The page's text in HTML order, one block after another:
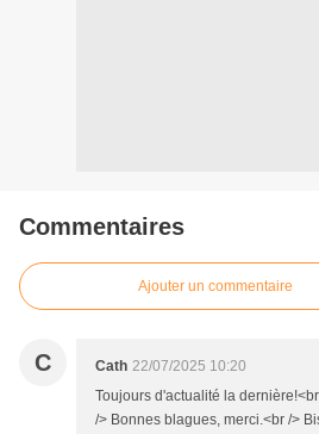
Commentaires
Ajouter un commentaire
C Cath 22/07/2025 10:20
Toujours d'actualité la
/> Bonnes blagues, merci.<br />